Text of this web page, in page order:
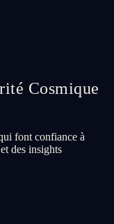
Cosmique
font confiance à
des insights